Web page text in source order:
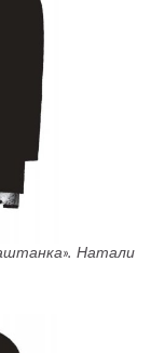
Натали